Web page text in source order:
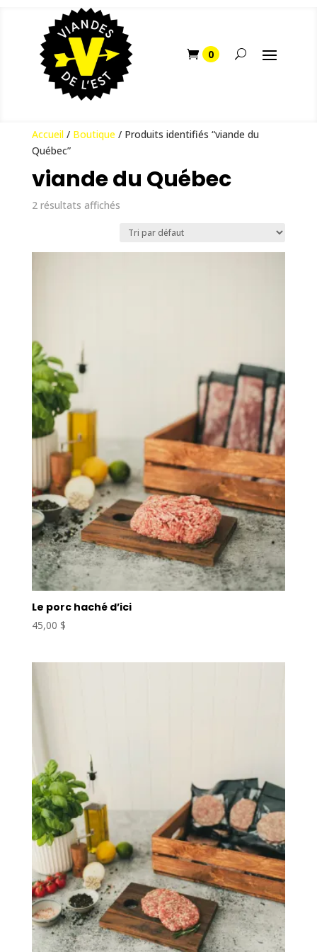
Accueil/ Boutique/ Produits identifiés “viande du
Québec”
viande du Québec
2 résultats affichés
Le porc haché d’ici
45,00 $